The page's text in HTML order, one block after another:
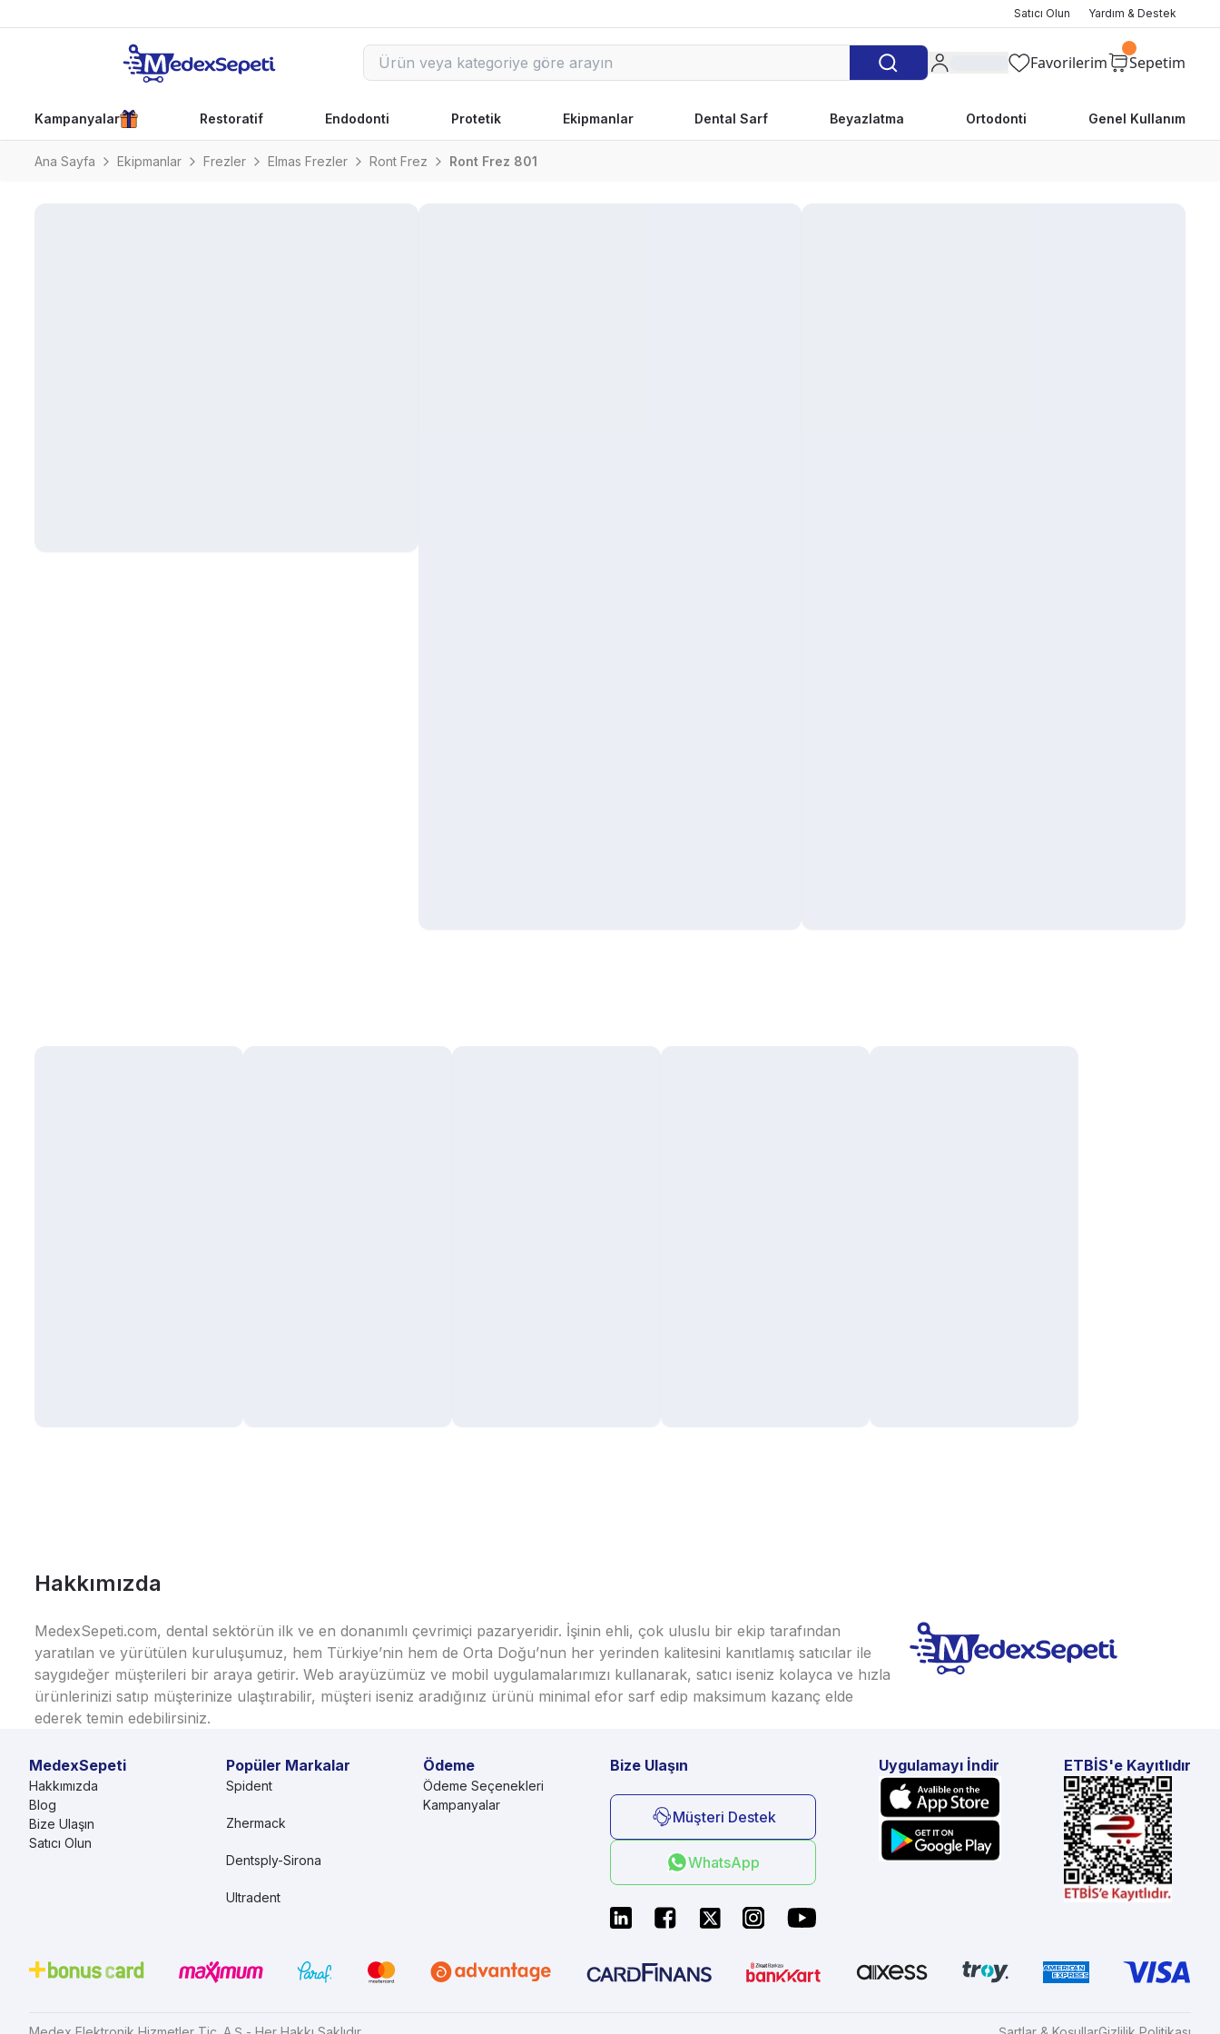
Satıcı Olun Yardım & Destek
Favorilerim Sepetim
Kampanyalar Restoratif Endodonti Protetik Ekipmanlar Dental Sarf Beyazlatma Ortodonti Genel Kullanım
Ana Sayfa Ekipmanlar Frezler Elmas Frezler Ront Frez Ront Frez 801
Hakkımızda
MedexSepeti.com, dental sektörün ilk ve en donanımlı çevrimiçi pazaryeridir. İşinin ehli, çok uluslu bir ekip tarafından
yaratılan ve yürütülen kuruluşumuz, hem Türkiye’nin hem de Orta Doğu’nun her yerinden kalitesini kanıtlamış satıcılar ile
saygıdeğer müşterileri bir araya getirir. Web arayüzümüz ve mobil uygulamalarımızı kullanarak, satıcı iseniz kolayca ve hızla
ürünlerinizi satıp müşterinize ulaştırabilir, müşteri iseniz aradığınız ürünü minimal efor sarf edip maksimum kazanç elde
ederek temin edebilirsiniz.
MedexSepeti
Hakkımızda
Blog
Bize Ulaşın
Satıcı Olun
Ödeme
Ödeme Seçenekleri
Kampanyalar
Popüler Markalar
Spident
Zhermack
Dentsply-Sirona
Ultradent
Bize Ulaşın
Müşteri Destek
WhatsApp
Uygulamayı İndir ETBİS'e Kayıtlıdır